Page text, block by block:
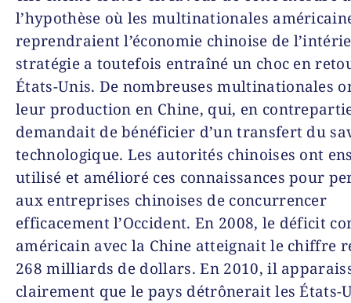
l’hypothèse où les multinationales
reprendraient l’économie chinoise de
stratégie a toutefois entraîné un choc en
États-Unis. De nombreuses multinationales
leur production en Chine, qui, en
demandait de bénéficier d’un transfert du
technologique. Les autorités chinoises ont
utilisé et amélioré ces connaissances pour
aux entreprises chinoises de concurrencer
efficacement l’Occident. En 2008, le déficit
américain avec la Chine atteignait le chiffre
268 milliards de dollars. En 2010, il
clairement que le pays détrônerait les États-